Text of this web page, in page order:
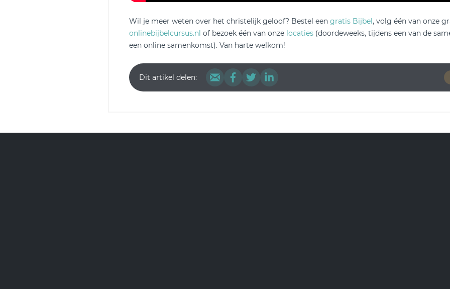
Wil je meer weten over het christelijk geloof? Bestel een gratis Bijbel , volg één van onze
onlinebijbelcursus.nl of bezoek één van onze locaties(doordeweeks, tijdens een van de
een online samenkomst). Van harte welkom!
Dit artikel delen: